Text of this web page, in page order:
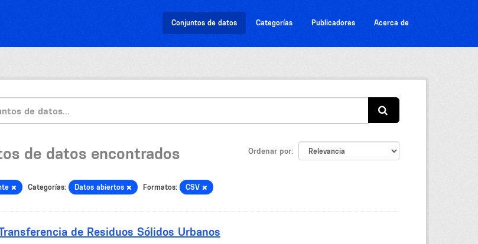
Conjuntos de datos Categorías Publicadores Acerca de
Ordenar por
de datos encontrados
Categorías: Datos abiertos Formatos: CSV
de Residuos Sólidos Urbanos